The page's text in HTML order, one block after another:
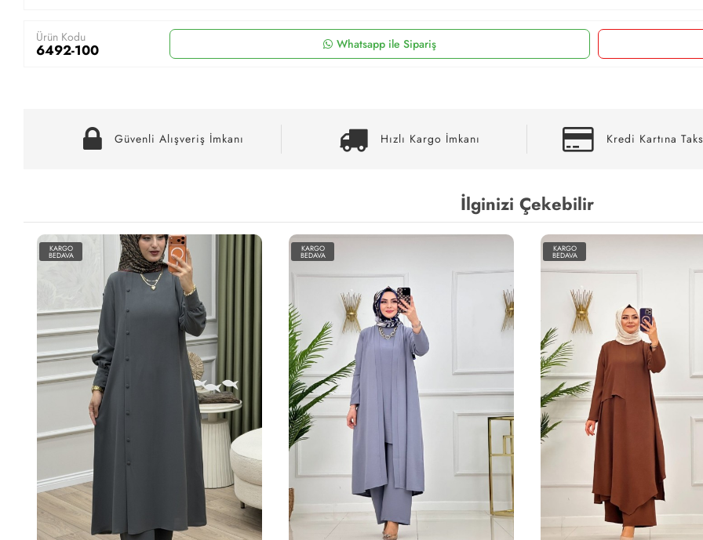
Ürün Kodu
6492-100 Whatsapp ile Sipariş
Güvenli Alışveriş İmkanı Hızlı Kargo İmkanı Kredi Kartına
İlginizi Çekebilir
KARGO
BEDAVA
KARGO
BEDAVA
KARGO
BEDAVA